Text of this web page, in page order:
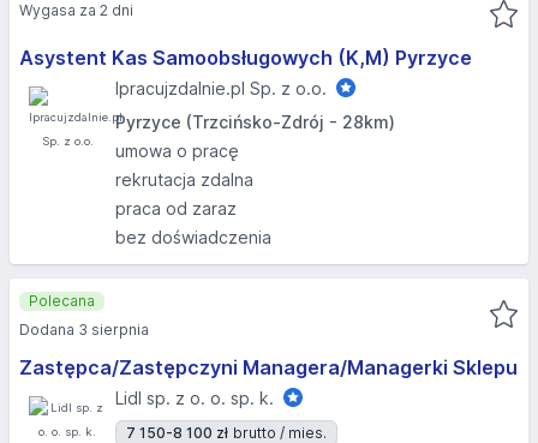
Asystent Kas Samoobsługowych (K,M) Pyrzyce
Ipracujzdalnie.pl Sp. z o.o.
Pyrzyce (Trzcińsko-Zdrój - 28km)
umowa o pracę
rekrutacja zdalna
praca od zaraz
bez doświadczenia
Wygasa za 2 dni
Zastępca/Zastępczyni Managera/Managerki Sklepu
Lidl sp. z o. o. sp. k.
7 150-8 100 zł brutto / mies.
Polecana
Dodana 3 sierpnia